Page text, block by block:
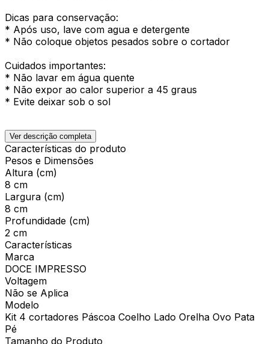
Dicas para conservação:
* Após uso, lave com agua e detergente
* Não coloque objetos pesados sobre o cortador
Cuidados importantes:
* Não lavar em água quente
* Não expor ao calor superior a 45 graus
* Evite deixar sob o sol
Ver descrição completa
Características do produto
Pesos e Dimensões
Altura (cm)
8 cm
Largura (cm)
8 cm
Profundidade (cm)
2 cm
Características
Marca
DOCE IMPRESSO
Voltagem
Não se Aplica
Modelo
Kit 4 cortadores Páscoa Coelho Lado Orelha Ovo Pata
Pé
Tamanho do Produto